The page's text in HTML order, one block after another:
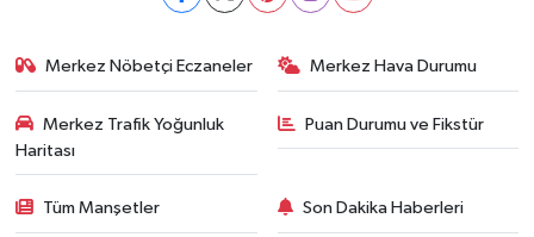
Merkez Nöbetçi Eczaneler Merkez Hava Durumu
Merkez Trafik Yoğunluk
Haritası
Puan Durumu ve Fikstür
Tüm Manşetler Son Dakika Haberleri